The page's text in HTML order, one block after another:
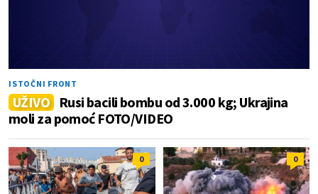
ISTOČNI FRONT
UŽIVO Rusi bacili bombu od 3.000 kg; Ukrajina
moli za pomoć FOTO/VIDEO
0 0